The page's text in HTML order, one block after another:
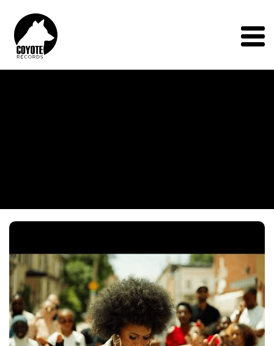
Records
Menu